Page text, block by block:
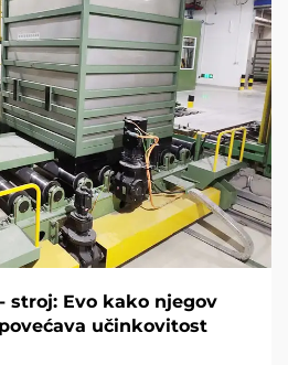
stroj: Evo kako njegov
učinkovitost